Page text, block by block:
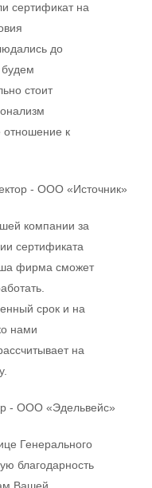
сертификат на
до
будем
стоит
отношение к
- ООО «Источник»
компании за
сертификата
фирма сможет
срок и на
нами
на
- ООО «Эдельвейс»
Генерального
благодарность